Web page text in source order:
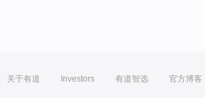
关于有道 Investors 有道智选 官方博客